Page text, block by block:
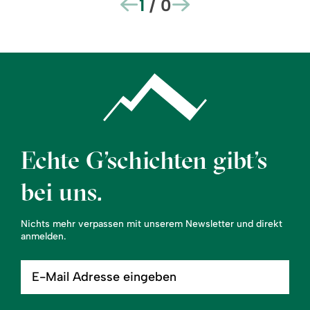
1 / 0
Echte G’schichten gibt’s
bei uns.
Nichts mehr verpassen mit unserem Newsletter und direkt
anmelden.
Mail
eingeben